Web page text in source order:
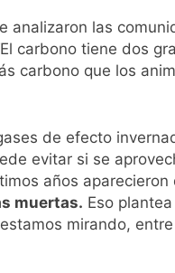
analizaron las
carbono tiene dos
carbono que los
de efecto
evitar si se
años
muertas. Eso
mirando,